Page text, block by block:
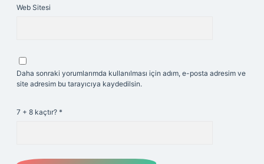
Web Sitesi
Daha sonraki yorumlarımda kullanılması için adım, e-posta adresim ve
site adresim bu tarayıcıya kaydedilsin.
7 + 8 kaçtır? *